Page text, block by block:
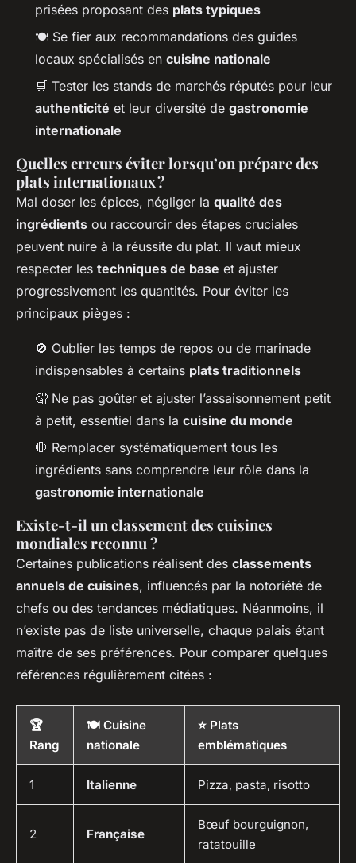
prisées proposant des plats typiques
🍽 Se fier aux recommandations des guides
locaux spécialisés en cuisine nationale
🛒 Tester les stands de marchés réputés pour leur
authenticité et leur diversité de gastronomie
internationale
Quelles erreurs éviter lorsqu’on prépare des
plats internationaux ?
Mal doser les épices, négliger la qualité des
ingrédients ou raccourcir des étapes cruciales
peuvent nuire à la réussite du plat. Il vaut mieux
respecter les techniques de base et ajuster
progressivement les quantités. Pour éviter les
principaux pièges :
🚫 Oublier les temps de repos ou de marinade
indispensables à certains plats traditionnels
🤦 Ne pas goûter et ajuster l’assaisonnement petit
à petit, essentiel dans la cuisine du monde
🛑 Remplacer systématiquement tous les
ingrédients sans comprendre leur rôle dans la
gastronomie internationale
Existe-t-il un classement des cuisines
mondiales reconnu ?
Certaines publications réalisent des classements
annuels de cuisines, influencés par la notoriété de
chefs ou des tendances médiatiques. Néanmoins, il
n’existe pas de liste universelle, chaque palais étant
maître de ses préférences. Pour comparer quelques
références régulièrement citées :
🏆
Rang
🍽 Cuisine
nationale
⭐️ Plats
emblématiques
1 Italienne Pizza, pasta, risotto
2 Française
Bœuf bourguignon,
ratatouille